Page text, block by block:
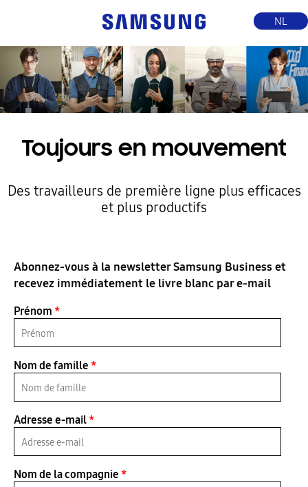
NL
Toujours en mouvement
Des travailleurs de première ligne plus efficaces
et plus productifs
Abonnez-vous à la newsletter Samsung Business et
recevez immédiatement le livre blanc par e-mail
Prénom *
Nom de famille *
Adresse e-mail*
Nom de la compagnie *